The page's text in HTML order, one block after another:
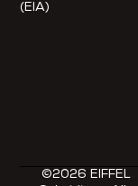
(EIA)
©2026 EIFFEL